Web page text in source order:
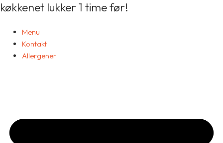
Gå
indholdet
køkkenet lukker 1 time før!
Menu
Kontakt
Allergener
13.
Mixed
til
person